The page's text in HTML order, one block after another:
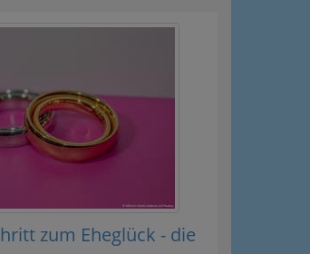
zum Eheglück - die